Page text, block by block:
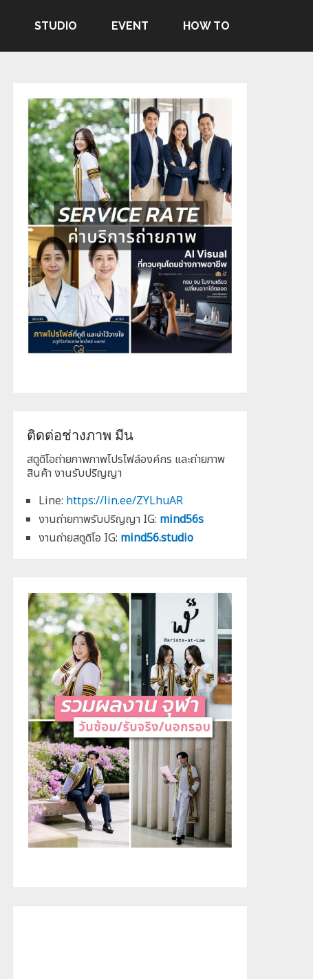
STUDIO EVENT HOW TO
ติดต่อช่างภาพ มีน
สตูดิโอถ่ายภาพภาพโปรไฟล์องค์กร และถ่ายภาพ
สินค้า งานรับปริญญา
Line: https://lin.ee/ZYLhuAR
งานถ่ายภาพรับปริญญา IG: mind56s
งานถ่ายสตูดิโอ IG: mind56.studio